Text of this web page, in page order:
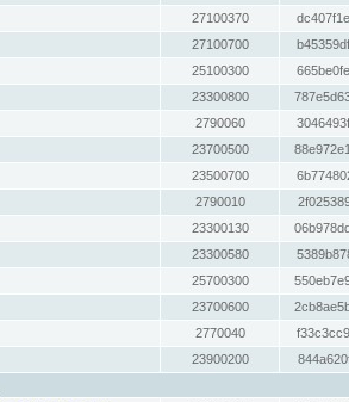
27100370
27100700
25100300
23300800
2790060
23700500
23500700
2790010
23300130
23300580
25700300
23700600
2770040
23900200